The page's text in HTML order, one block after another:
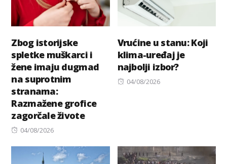
Zbog istorijske
spletke muškarci i
žene imaju dugmad
na suprotnim
stranama:
Razmažene grofice
zagorčale živote
Posted
04/08/2026
Vrućine u stanu: Koji
klima-uređaj je
najbolji izbor?
Posted
04/08/2026